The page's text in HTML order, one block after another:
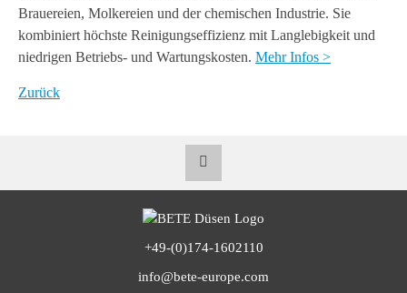
Brauereien, Molkereien und der chemischen Industrie. Sie
kombiniert höchste Reinigungseffizienz mit Langlebigkeit und
niedrigen Betriebs- und Wartungskosten. Mehr Infos >
Zurück
+49-(0)174-1602110
info@bete-europe.com